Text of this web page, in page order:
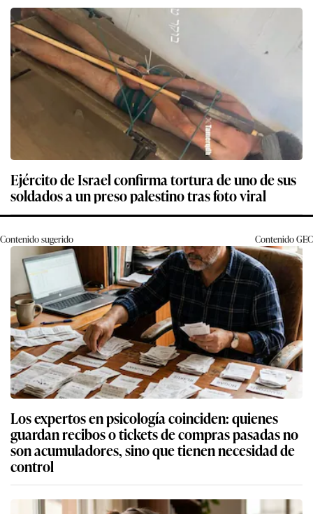
Ejército de Israel confirma tortura de uno de sus
soldados a un preso palestino tras foto viral
Contenido sugerido ContenidoGEC
Los expertos en psicología coinciden: quienes
guardan recibos o tickets de compras pasadas no
son acumuladores, sino que tienen necesidad de
control